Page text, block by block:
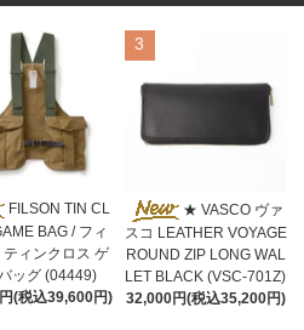
FILSON TIN CL
BAG / フィ
ティンクロス ゲ
ッグ (04449)
(税込39,600円)
3
★ VASCO ヴァ
スコ LEATHER VOYAGE
ROUND ZIP LONG WAL
LET BLACK (VSC-701Z)
32,000円(税込35,200円)